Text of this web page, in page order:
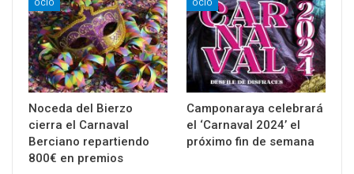
OCIO
Noceda del Bierzo
cierra el Carnaval
Berciano repartiendo
800€ en premios
OCIO
Camponaraya celebrará
el ‘Carnaval 2024’ el
próximo fin de semana